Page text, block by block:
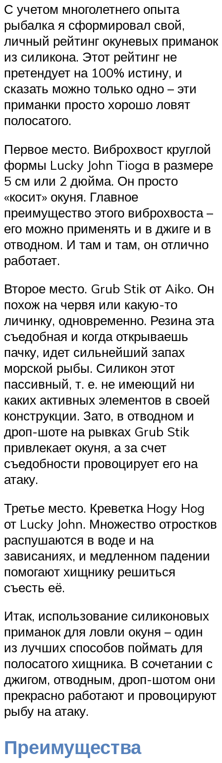
С учетом многолетнего опыта
рыбалка я сформировал свой,
личный рейтинг окуневых приманок
из силикона. Этот рейтинг не
претендует на 100% истину, и
сказать можно только одно – эти
приманки просто хорошо ловят
полосатого.
Первое место. Виброхвост круглой
формы Lucky John Tioga в размере
5 см или 2 дюйма. Он просто
«косит» окуня. Главное
преимущество этого виброхвоста –
его можно применять и в джиге и в
отводном. И там и там, он отлично
работает.
Второе место. Grub Stik от Aiko. Он
похож на червя или какую-то
личинку, одновременно. Резина эта
съедобная и когда открываешь
пачку, идет сильнейший запах
морской рыбы. Силикон этот
пассивный, т. е. не имеющий ни
каких активных элементов в своей
конструкции. Зато, в отводном и
дроп-шоте на рывках Grub Stik
привлекает окуня, а за счет
съедобности провоцирует его на
атаку.
Третье место. Креветка Hogy Hog
от Lucky John. Множество отростков
распушаются в воде и на
зависаниях, и медленном падении
помогают хищнику решиться
съесть её.
Итак, использование силиконовых
приманок для ловли окуня – один
из лучших способов поймать для
полосатого хищника. В сочетании с
джигом, отводным, дроп-шотом они
прекрасно работают и провоцируют
рыбу на атаку.
Преимущества